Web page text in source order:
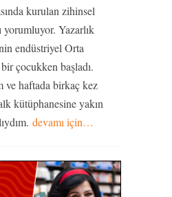
kurulan zihinsel
yorumluyor. Yazarlık
endüstriyel Orta
çocukken başladı.
ve haftada birkaç kez
kütüphanesine yakın
devamı için…